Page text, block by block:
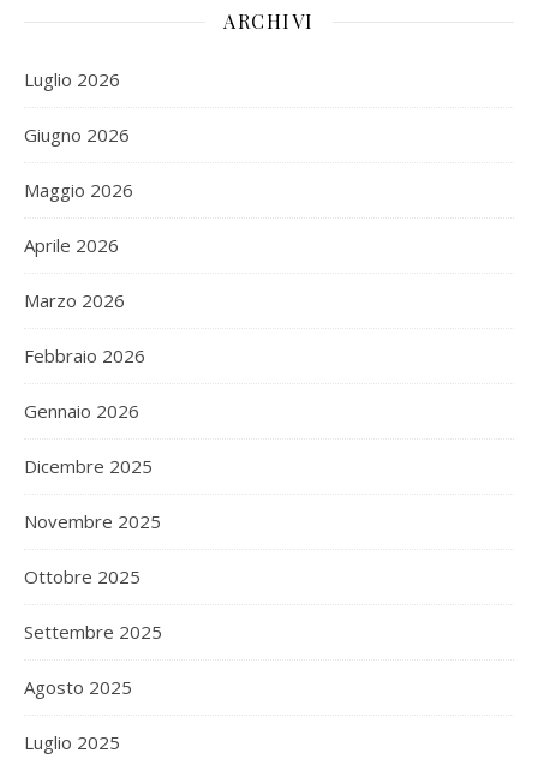
ARCHIVI
Luglio 2026
Giugno 2026
Maggio 2026
Aprile 2026
Marzo 2026
Febbraio 2026
Gennaio 2026
Dicembre 2025
Novembre 2025
Ottobre 2025
Settembre 2025
Agosto 2025
Luglio 2025